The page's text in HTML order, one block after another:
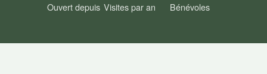
Ouvert depuis Visites par an Bénévoles